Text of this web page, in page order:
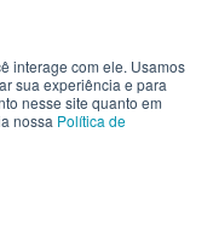
interage com ele. Usamos
sua experiência e para
nesse site quanto em
nossa Política de
reservados